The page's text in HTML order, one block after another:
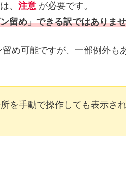
、 注意 が必要です。
留め」できる訳ではありま
め可能ですが、一部例外も
を手動で操作しても表示され